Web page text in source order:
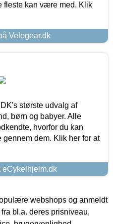
fleste kan være med. Klik
Velogear.dk
største udvalg af
børn og babyer. Alle
hvorfor du kan
dem. Klik her for at
eCykelhjelm.dk
webshops og anmeldt
bl.a. deres prisniveau,